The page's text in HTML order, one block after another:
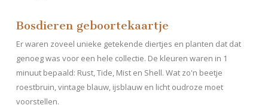
Bosdieren geboortekaartje
Er waren zoveel unieke getekende diertjes en planten dat dat
genoeg was voor een hele collectie. De kleuren waren in 1
minuut bepaald: Rust, Tide, Mist en Shell. Wat zo'n beetje
roestbruin, vintage blauw, ijsblauw en licht oudroze moet
voorstellen.